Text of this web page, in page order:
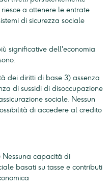
a ottenere le entrate
di sicurezza sociale
significative dell'economia
dei diritti di base 3) assenza
di sussidi di disoccupazione
sociale. Nessun
di accedere al credito
Nessuna capacità di
basati su tasse e contributi